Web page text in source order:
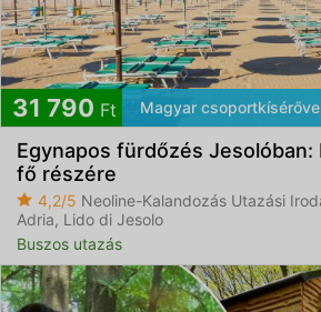
Feliratkozom
Elfogadom azÁSZF-et és az
31 790 Ft Magyar
Egynapos fürdőzés Jesolóban:
fő részére
4,2/5 Neoline-Kalandozás Utazási
Adria, Lido di Jesolo
Buszos utazás